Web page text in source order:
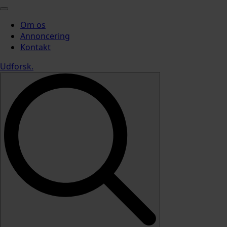
Om os
Annoncering
Kontakt
Udforsk.